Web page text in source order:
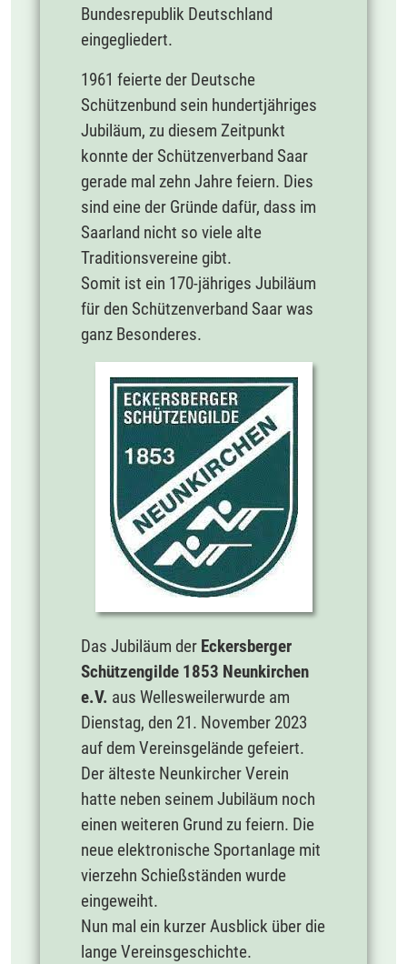
Bundesrepublik Deutschland
eingegliedert.
1961 feierte der Deutsche
Schützenbund sein hundertjähriges
Jubiläum, zu diesem Zeitpunkt
konnte der Schützenverband Saar
gerade mal zehn Jahre feiern. Dies
sind eine der Gründe dafür, dass im
Saarland nicht so viele alte
Traditionsvereine gibt.
Somit ist ein 170-jähriges Jubiläum
für den Schützenverband Saar was
ganz Besonderes.
Das Jubiläum der Eckersberger
Schützengilde 1853 Neunkirchen
e.V. aus Wellesweilerwurde am
Dienstag, den 21. November 2023
auf dem Vereinsgelände gefeiert.
Der älteste Neunkircher Verein
hatte neben seinem Jubiläum noch
einen weiteren Grund zu feiern. Die
neue elektronische Sportanlage mit
vierzehn Schießständen wurde
eingeweiht.
Nun mal ein kurzer Ausblick über die
lange Vereinsgeschichte.